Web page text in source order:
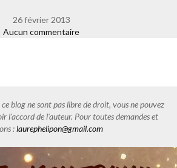
26 février 2013
Aucun commentaire
ce blog ne sont pas libre de droit, vous ne pouvez
l'accord de l'auteur. Pour toutes demandes et
:laurephelipon@gmail.com